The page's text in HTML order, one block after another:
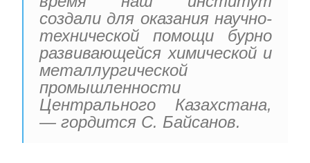
создали для оказания научно-
технической помощи бурно
развивающейся химической и
металлургической
промышленности
Центрального Казахстана,
— гордится С. Байсанов.